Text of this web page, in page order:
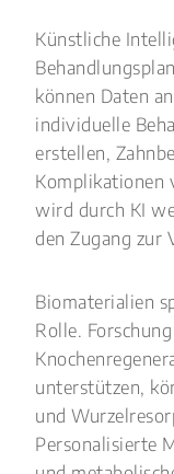
Künstliche
können Daten
individuelle
erstellen,
Komplikationen
wird durch KI
den Zugang zur
Biomaterialien
Rolle.
unterstützen,
und
Personalisierte